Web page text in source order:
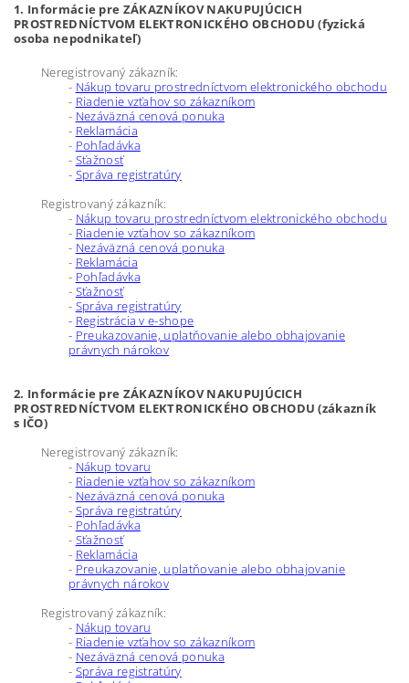
1. Informácie pre ZÁKAZNÍKOV NAKUPUJÚCICH
PROSTREDNÍCTVOM ELEKTRONICKÉHO OBCHODU (fyzická
osoba nepodnikateľ)
Neregistrovaný zákazník:
- Nákup tovaru prostredníctvom elektronického obchodu
- Riadenie vzťahov so zákazníkom
- Nezáväzná cenová ponuka
- Reklamácia
- Pohľadávka
- Sťažnosť
- Správa registratúry
Registrovaný zákazník:
- Nákup tovaru prostredníctvom elektronického obchodu
- Riadenie vzťahov so zákazníkom
- Nezáväzná cenová ponuka
- Reklamácia
- Pohľadávka
- Sťažnosť
- Správa registratúry
- Registrácia v e-shope
- Preukazovanie, uplatňovanie alebo obhajovanie
právnych nárokov
2. Informácie pre ZÁKAZNÍKOV NAKUPUJÚCICH
PROSTREDNÍCTVOM ELEKTRONICKÉHO OBCHODU (zákazník
s IČO)
Neregistrovaný zákazník:
- Nákup tovaru
- Riadenie vzťahov so zákazníkom
- Nezáväzná cenová ponuka
- Správa registratúry
- Pohľadávka
- Sťažnosť
- Reklamácia
- Preukazovanie, uplatňovanie alebo obhajovanie
právnych nárokov
Registrovaný zákazník:
- Nákup tovaru
- Riadenie vzťahov so zákazníkom
- Nezáväzná cenová ponuka
- Správa registratúry